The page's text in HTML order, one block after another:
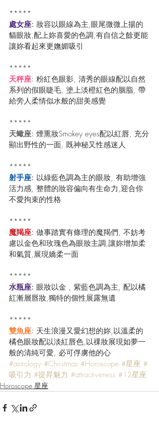
*****
處女座: 妝容以眼線為主,眼尾微微上揚的
貓眼妝,配上妳喜愛的色調,有自信之餘更能
讓妳看起來更嫵媚吸引
*****
天秤座: 粉紅色眼影, 清秀的眼線配以自然
系列的假眼睫毛, 塗上淡橙紅色的胭脂, 帶
給旁人柔情似水般的甜美感覺
*****
天蠍座: 煙熏妝Smokey eyes配以紅唇, 充分
顯出野性的一面, 既神秘又性感迷人
*****
射手座: 以綠藍色調為主的眼妝, 有助增強
活力感, 整體的妝容偏向有生命力,迎合你
不愛拘束的性格
*****
魔羯座: 做事踏實有條理的魔羯們, 不妨考
慮以金色和玫瑰色為眼妝主調,讓妳增加柔
和氣質,展現嬌柔一面
*****
水瓶座: 眼妝以金﹑紫藍色調為主, 配以橘
紅漸層唇妝,獨特的個性展露無遺
*****
雙魚座: 天生浪漫又愛幻想的妳,以溫柔的
橘色眼妝配以淡紅唇色,以祼妝展現如夢一
般的清純可愛, 必可俘虜他的心
#astrology #Christmas #Horoscope #星座 #
吸引力 #提昇魅力 #attractiveness #12星座
Horoscope 星座